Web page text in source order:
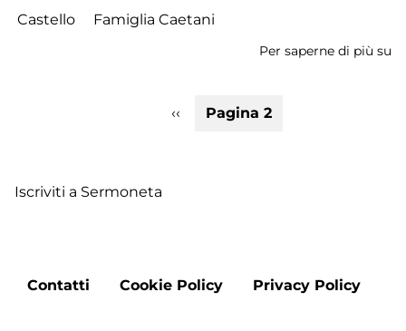
Castello
Famiglia Caetani
Per saperne di più su
Pagina
‹‹ Pagina 2
Iscriviti a Sermoneta
Footer
Contatti Cookie Policy Privacy Policy